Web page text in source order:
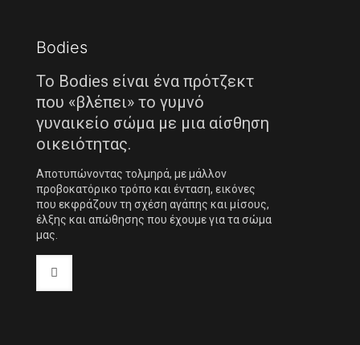
Bodies
Το Bodies είναι ένα πρότζεκτ
που «βλέπει» το γυμνό
γυναικείο σώμα με μια αίσθηση
οικειότητας.
Αποτυπώνοντας τολμηρά, με μάλλον
προβοκατόρικο τρόπο και ένταση, εικόνες
που εκφράζουν τη σχέση αγάπης και μίσους,
έλξης και απώθησης που έχουμε για τα σώμα
μας.